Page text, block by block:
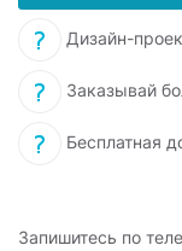
Дизайн-
Заказывай
Бесплатная
Запишитесь по